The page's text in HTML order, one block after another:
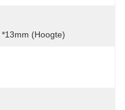
(hoogte)